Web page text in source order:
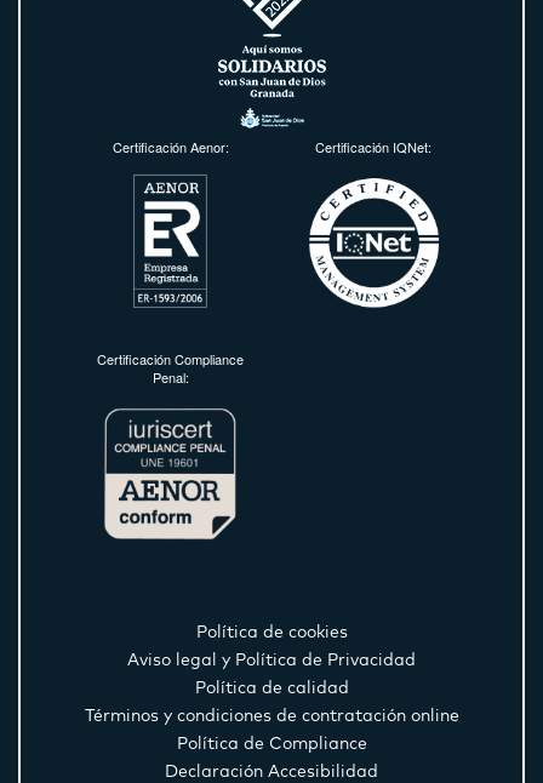
Certificación Aenor: Certificación IQNet:
Certificación Compliance
Penal:
Política de cookies
Aviso legal y Política de Privacidad
Política de calidad
Términos y condiciones de contratación online
Política de Compliance
Declaración Accesibilidad